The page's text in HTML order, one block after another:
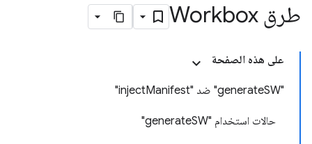
طرق Workbox
على هذه الصفحة
"generateSW" ضد "injectManifest"
حالات استخدام "generateSW"